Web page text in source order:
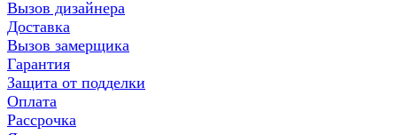
Вызов дизайнера
Доставка
Вызов замерщика
Гарантия
Защита от подделки
Оплата
Рассрочка